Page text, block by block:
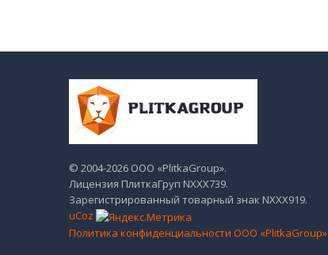
© 2004-2026 ООО «PlitkaGroup».
Лицензия ПлиткаГруп NХХХ739.
Зарегистрированный товарный знак NХХХ919.
uCoz
Политика конфиденциальности ООО «PlitkaGroup»